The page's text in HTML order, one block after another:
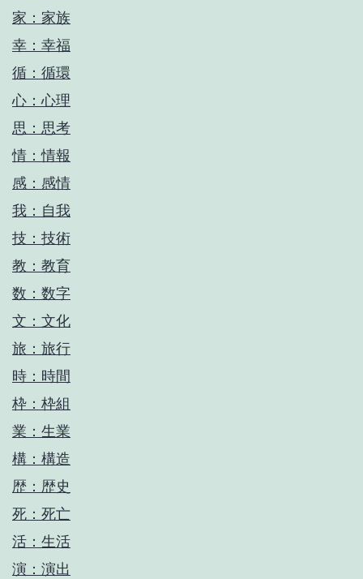
家：家族
幸：幸福
循：循環
心：心理
思：思考
情：情報
感：感情
我：自我
技：技術
教：教育
数：数字
文：文化
旅：旅行
時：時間
枠：枠組
業：生業
構：構造
歴：歴史
死：死亡
活：生活
演：演出